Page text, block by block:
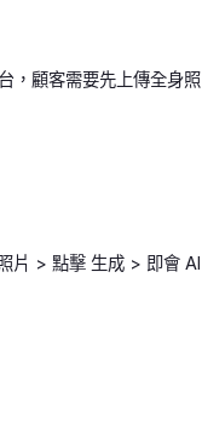
，顧客需要先上傳全身照
片 > 點擊 生成 > 即會